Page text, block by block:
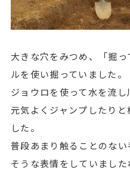
大きな穴をみつめ、「掘
ルを使い掘っていました。
ジョウロを使って水を流
元気よくジャンプしたり
した。
普段あまり触ることのな
そうな表情をしていました